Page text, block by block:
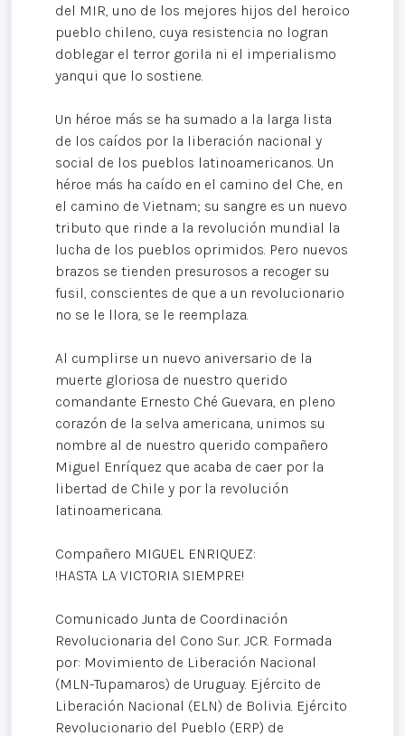
del MIR, uno de los mejores hijos del heroico
pueblo chileno, cuya resistencia no logran
doblegar el terror gorila ni el imperialismo
yanqui que lo sostiene.
Un héroe más se ha sumado a la larga lista
de los caídos por la liberación nacional y
social de los pueblos latinoamericanos. Un
héroe más ha caído en el camino del Che, en
el camino de Vietnam; su sangre es un nuevo
tributo que rinde a la revolución mundial la
lucha de los pueblos oprimidos. Pero nuevos
brazos se tienden presurosos a recoger su
fusil, conscientes de que a un revolucionario
no se le llora, se le reemplaza.
Al cumplirse un nuevo aniversario de la
muerte gloriosa de nuestro querido
comandante Ernesto Ché Guevara, en pleno
corazón de la selva americana, unimos su
nombre al de nuestro querido compañero
Miguel Enríquez que acaba de caer por la
libertad de Chile y por la revolución
latinoamericana.
Compañero MIGUEL ENRIQUEZ:
!HASTA LA VICTORIA SIEMPRE!
Comunicado Junta de Coordinación
Revolucionaria del Cono Sur. JCR. Formada
por: Movimiento de Liberación Nacional
(MLN-Tupamaros) de Uruguay. Ejército de
Liberación Nacional (ELN) de Bolivia. Ejército
Revolucionario del Pueblo (ERP) de